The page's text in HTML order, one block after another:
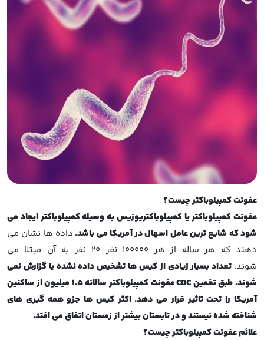
عفونت کمپیلوباکتر چیست؟
عفونت کمپیلوباکتر یا کمپیلوباکتریوزیس به وسیله کمپیلوباکتر ایجاد می
شود که شایع ترین عامل اسهال در آمریکا می باشد.داده ها نشان می
دهند که هر ساله از هر 100000 نفر 20 نفر به آن مبتلا می
شوند. تعداد بسیار زیادی از کیس ها تشخیص داده نشده یا گزارش نمی
شوند. طبق تخمین CDC عفونت کمپیلوباکتر سالانه 1.5 میلیون از ساکنین
آمریکا را تحت تاثیر قرار می دهد. اکثر کیس ها جزو همه گیری های
شناخته شده نیستند و در تابستان بیشتر از زمستان اتفاق می افتد.
علائم عفونت کمپیلوباکتر چیست؟